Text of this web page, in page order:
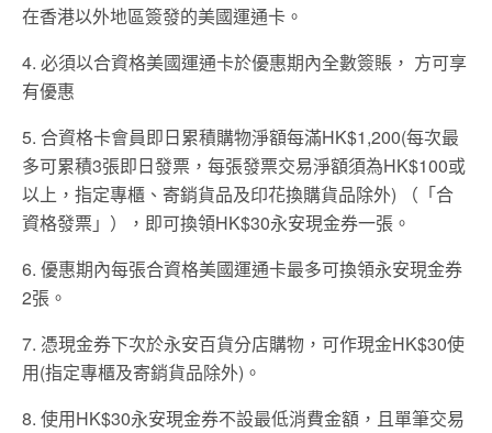
在香港以外地區簽發的美國運通卡。
4. 必須以合資格美國運通卡於優惠期內全數簽賬， ⽅可享
有優惠
5. 合資格卡會員即日累積購物淨額每滿HK$1,200(每次最
多可累積3張即日發票，每張發票交易淨額須為HK$100或
以上，指定專櫃、寄銷貨品及印花換購貨品除外) （「合
資格發票」），即可換領HK$30永安現金券一張。
6. 優惠期內每張合資格美國運通卡最多可換領永安現金券
2張。
7. 憑現金券下次於永安百貨分店購物，可作現金HK$30使
用(指定專櫃及寄銷貨品除外)。
8. 使用HK$30永安現金券不設最低消費金額，且單筆交易